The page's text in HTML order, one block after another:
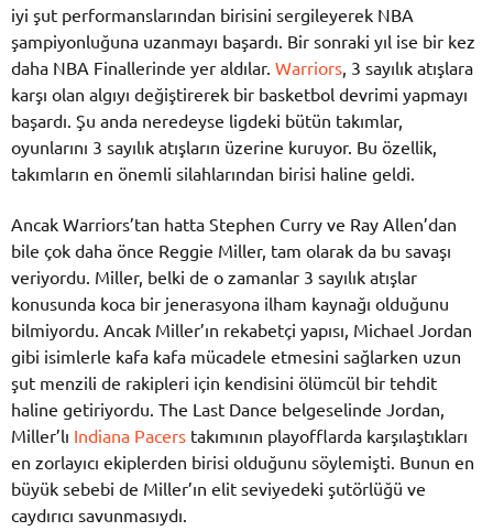
iyi şut performanslarından birisini sergileyerek NBA
şampiyonluğuna uzanmayı başardı. Bir sonraki yıl ise bir kez
daha NBA Finallerinde yer aldılar. Warriors , 3 sayılık atışlara
karşı olan algıyı değiştirerek bir basketbol devrimi yapmayı
başardı. Şu anda neredeyse ligdeki bütün takımlar,
oyunlarını 3 sayılık atışların üzerine kuruyor. Bu özellik,
takımların en önemli silahlarından birisi haline geldi.
Ancak Warriors’tan hatta Stephen Curry ve Ray Allen’dan
bile çok daha önce Reggie Miller, tam olarak da bu savaşı
veriyordu. Miller, belki de o zamanlar 3 sayılık atışlar
konusunda koca bir jenerasyona ilham kaynağı olduğunu
bilmiyordu. Ancak Miller’ın rekabetçi yapısı, Michael Jordan
gibi isimlerle kafa kafa mücadele etmesini sağlarken uzun
şut menzili de rakipleri için kendisini ölümcül bir tehdit
haline getiriyordu. The Last Dance belgeselinde Jordan,
Miller’lı Indiana Pacers takımının playofflarda karşılaştıkları
en zorlayıcı ekiplerden birisi olduğunu söylemişti. Bunun en
büyük sebebi de Miller’ın elit seviyedeki şutörlüğü ve
caydırıcı savunmasıydı.